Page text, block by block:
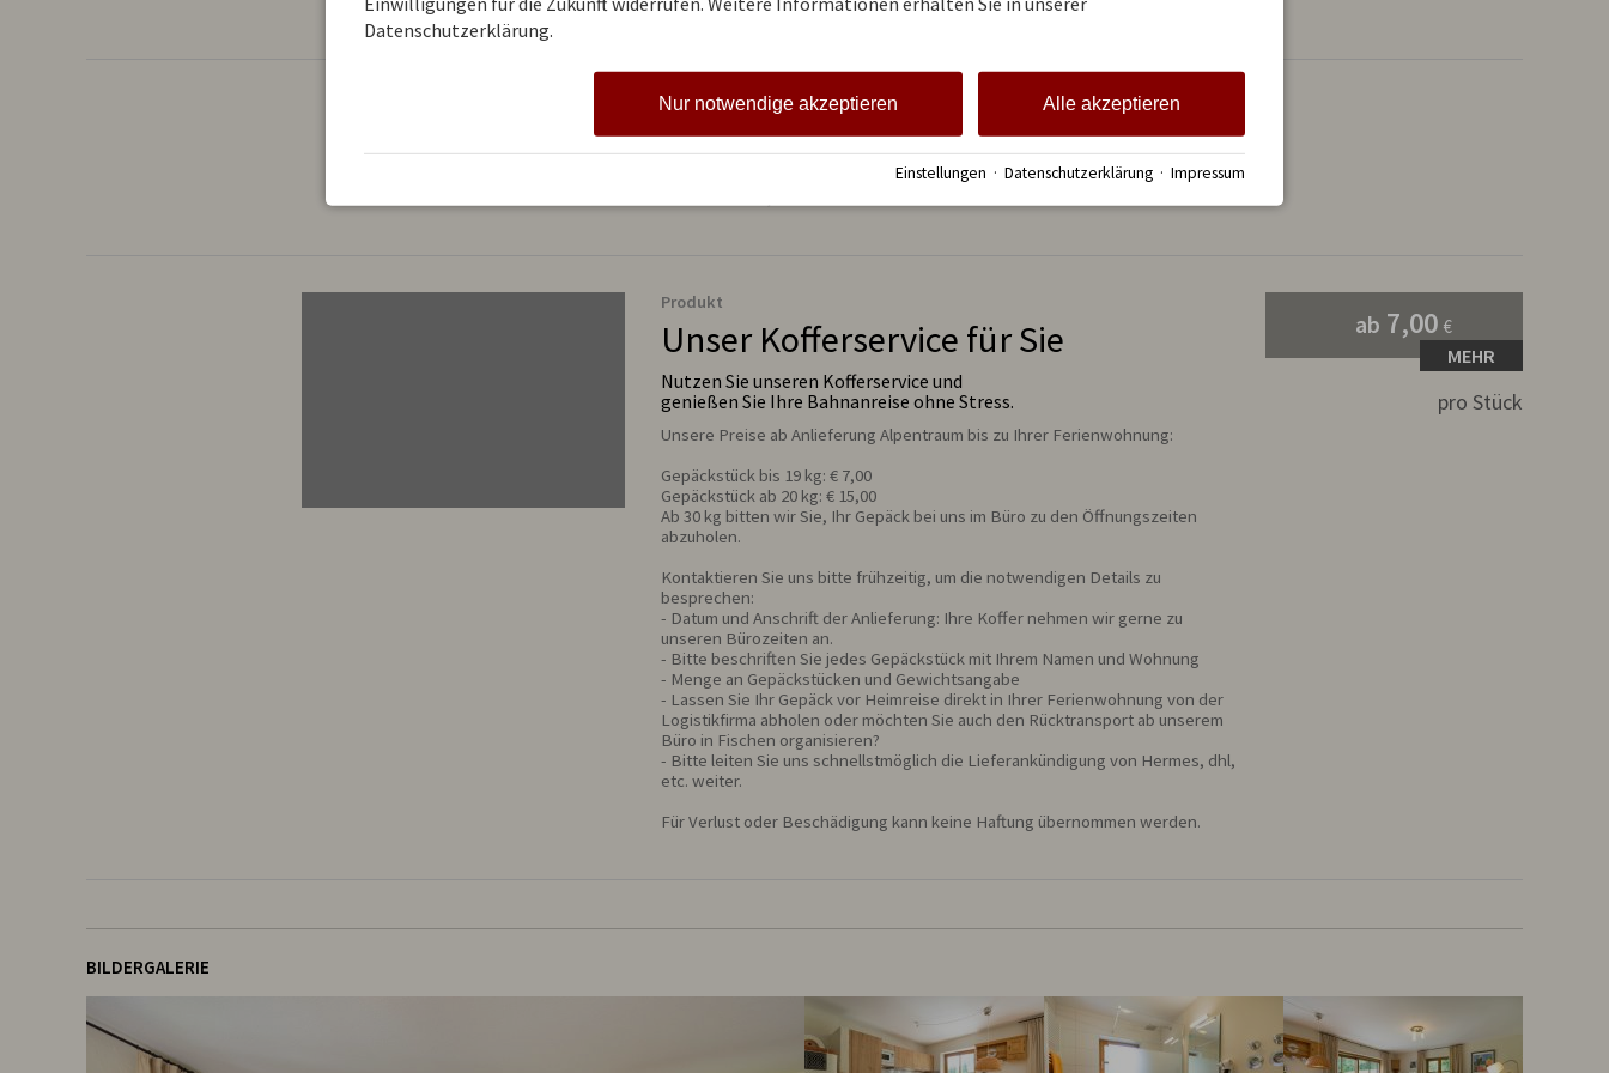
Produkt
Reisebettchen
Produkt
Unser Kofferservice für Sie
Nutzen Sie unseren Kofferservice und
genießen Sie Ihre Bahnanreise ohne Stress.
Gepäckstück bis 19 kg: € 7,00
Gepäckstück ab 20 kg: € 15,00
Ab 30 kg bitten wir Sie, Ihr Gepäck bei uns im Büro zu den Öffnungszeiten
abzuholen.
Kontaktieren Sie uns bitte frühzeitig, um die notwendigen Details zu
besprechen:
- Datum und Anschrift der Anlieferung: Ihre Koffer nehmen wir gerne zu
unseren Bürozeiten an.
- Bitte beschriften Sie jedes Gepäckstück mit Ihrem Namen und Wohnung
- Menge an Gepäckstücken und Gewichtsangabe
- Lassen Sie Ihr Gepäck vor Heimreise direkt in Ihrer Ferienwohnung von der
Logistikfirma abholen oder möchten Sie auch den Rücktransport ab unserem
Büro in Fischen organisieren?
- Bitte leiten Sie uns schnellstmöglich die Lieferankündigung von Hermes, dhl,
etc. weiter.
Für Verlust oder Beschädigung kann keine Haftung übernommen werden.
ab 7,00 €
MEHR
pro Stück
BILDERGALERIE
Datenschutzerklärung.
Alle akzeptieren
Nur notwendige akzeptieren
Einstellungen · Datenschutzerklärung · Impressum